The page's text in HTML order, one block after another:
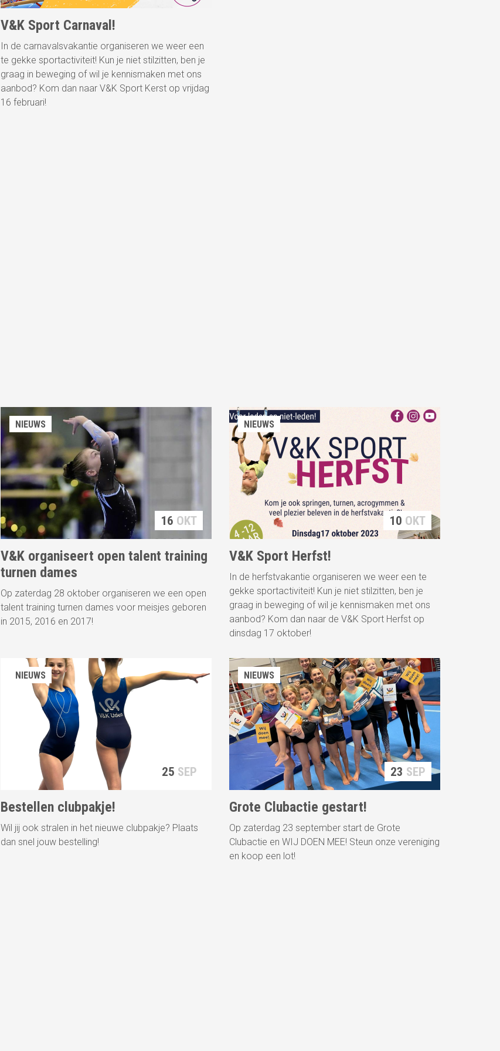
V&K Sport Carnaval!
In de carnavalsvakantie organiseren we weer een
te gekke sportactiviteit! Kun je niet stilzitten, ben je
graag in beweging of wil je kennismaken met ons
aanbod? Kom dan naar V&K Sport Kerst op vrijdag
16 februari!
16 OKT
NIEUWS
V&K organiseert open talent training
turnen dames
Op zaterdag 28 oktober organiseren we een open
talent training turnen dames voor meisjes geboren
in 2015, 2016 en 2017!
10 OKT
NIEUWS
V&K Sport Herfst!
In de herfstvakantie organiseren we weer een te
gekke sportactiviteit! Kun je niet stilzitten, ben je
graag in beweging of wil je kennismaken met ons
aanbod? Kom dan naar de V&K Sport Herfst op
dinsdag 17 oktober!
25 SEP
NIEUWS
Bestellen clubpakje!
Wil jij ook stralen in het nieuwe clubpakje? Plaats
dan snel jouw bestelling!
23 SEP
NIEUWS
Grote Clubactie gestart!
Op zaterdag 23 september start de Grote
Clubactie en WIJ DOEN MEE! Steun onze vereniging
en koop een lot!